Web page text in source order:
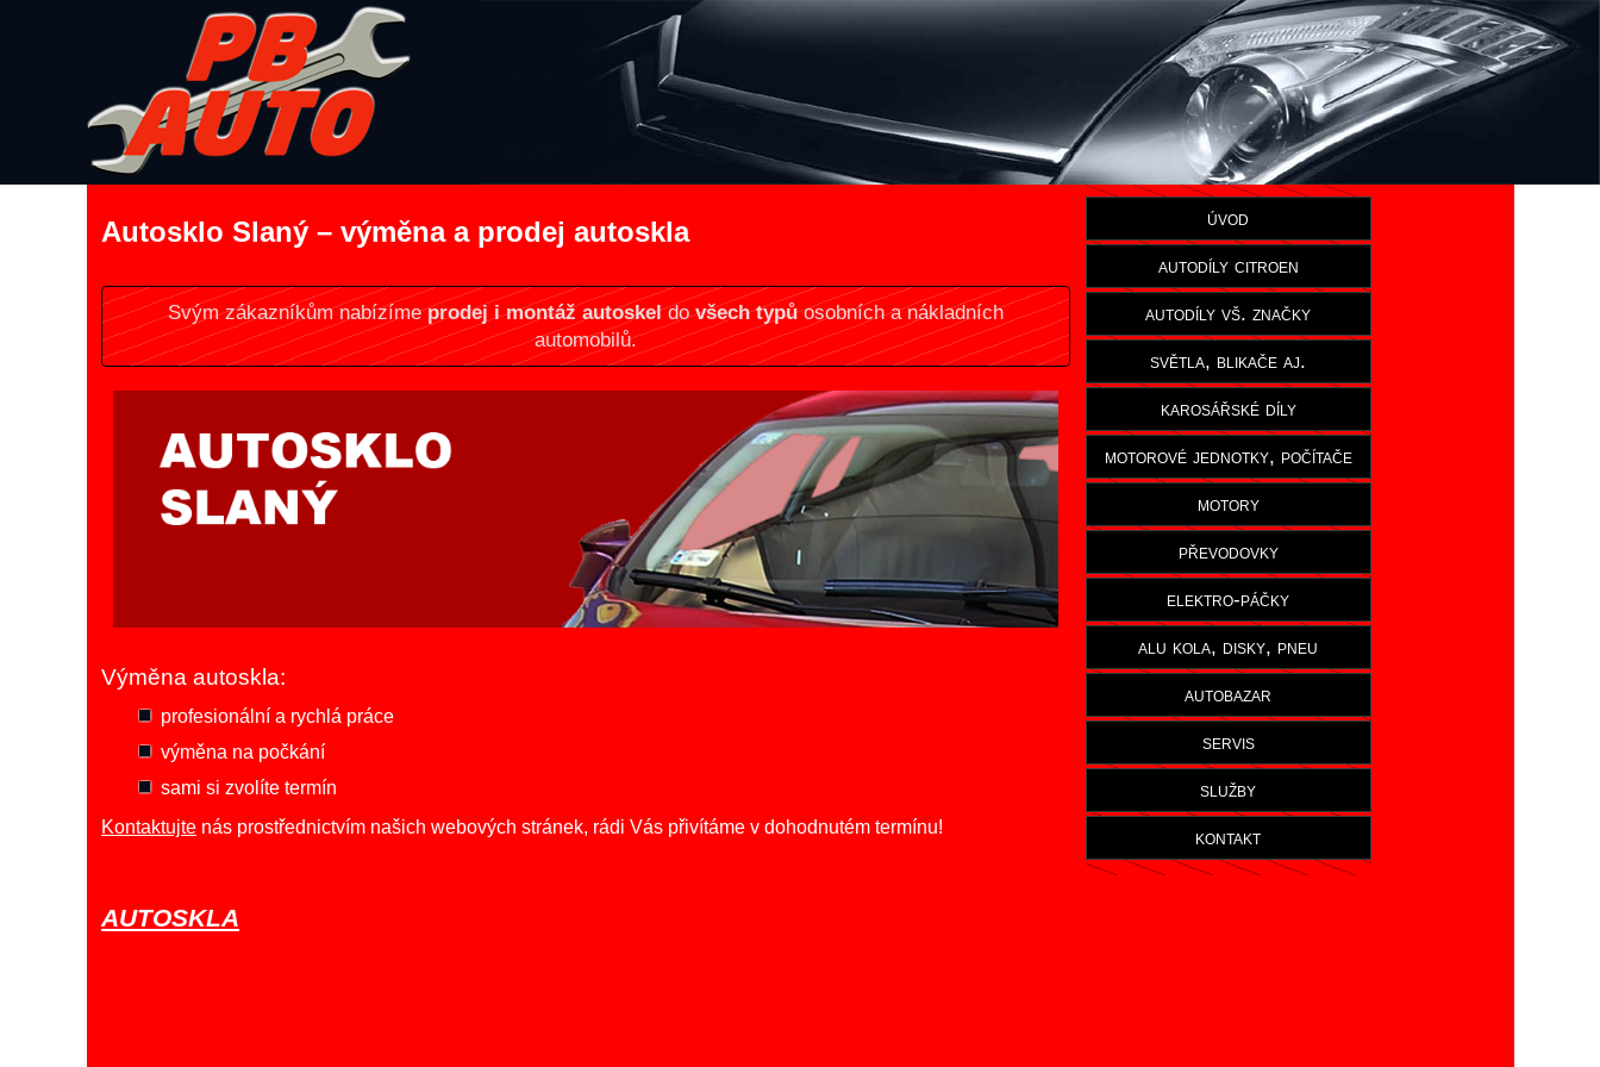
Autosklo Slaný – výměna a prodej autoskla
Svým zákazníkům nabízímeprodej i montáž autoskeldovšech typůosobních a nákladních
automobilů.
Výměna autoskla:
profesionální a rychlá práce
výměna na počkání
sami si zvolíte termín
Kontaktujte nás prostřednictvím našich webových stránek, rádi Vás přivítáme v dohodnutém termínu!
AUTOSKLA
úvod
autodíly citroen
autodíly vš. značky
světla, blikače aj.
karosářské díly
motorové jednotky, počítače
motory
převodovky
elektro-páčky
alu kola, disky, pneu
autobazar
servis
služby
kontakt